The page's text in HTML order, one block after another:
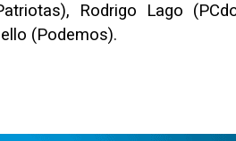
Rodrigo Lago
(Podemos).